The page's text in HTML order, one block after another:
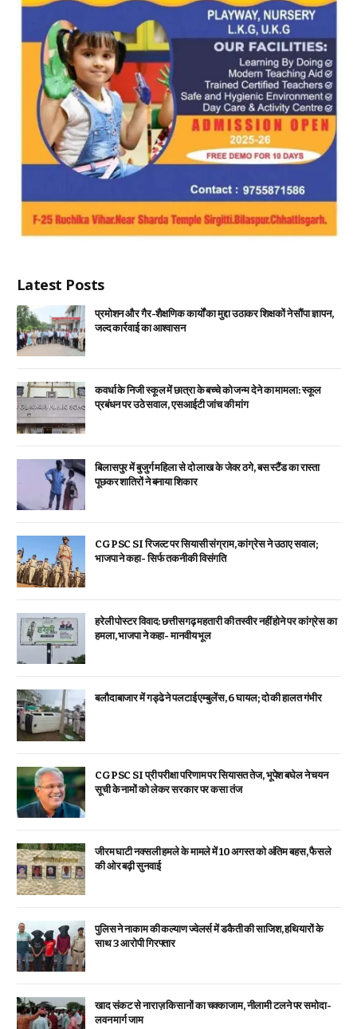
Latest Posts
प्रमोशन और गैर-शैक्षणिक कार्यों का मुद्दा उठाकर शिक्षकों ने सौंपा ज्ञापन,
जल्द कार्रवाई का आश्वासन
कवर्धा के निजी स्कूल में छात्रा के बच्चे को जन्म देने का मामला: स्कूल
प्रबंधन पर उठे सवाल, एसआईटी जांच की मांग
बिलासपुर में बुजुर्ग महिला से दो लाख के जेवर ठगे, बस स्टैंड का रास्ता
पूछकर शातिरों ने बनाया शिकार
CGPSC SI रिजल्ट पर सियासी संग्राम, कांग्रेस ने उठाए सवाल;
भाजपा ने कहा- सिर्फ तकनीकी विसंगति
हरेली पोस्टर विवाद: छत्तीसगढ़ महतारी की तस्वीर नहीं होने पर कांग्रेस का
हमला, भाजपा ने कहा- मानवीय भूल
बलौदाबाजार में गड्ढे ने पलटाई एम्बुलेंस, 6 घायल; दो की हालत गंभीर
CGPSC SI प्री परीक्षा परिणाम पर सियासत तेज, भूपेश बघेल ने चयन
सूची के नामों को लेकर सरकार पर कसा तंज
जीरम घाटी नक्सली हमले के मामले में 10 अगस्त को अंतिम बहस, फैसले
की ओर बढ़ी सुनवाई
पुलिस ने नाकाम की कल्याण ज्वेलर्स में डकैती की साजिश, हथियारों के
साथ 3 आरोपी गिरफ्तार
खाद संकट से नाराज़ किसानों का चक्काजाम, नीलामी टलने पर समोदा-
लवन मार्ग जाम